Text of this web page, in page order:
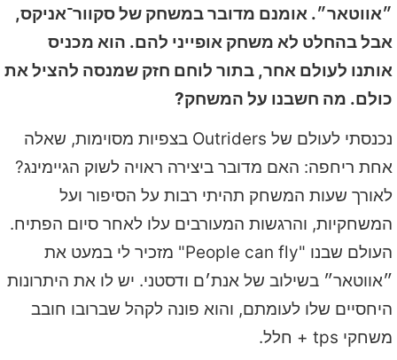
״אווטאר״. אומנם מדובר במשחק של סקוור־אניקס,
אבל בהחלט לא משחק אופייני להם. הוא מכניס
אותנו לעולם אחר, בתור לוחם חזק שמנסה להציל את
כולם. מה חשבנו על המשחק?
נכנסתי לעולם של Outriders בצפיות מסוימות, שאלה
אחת ריחפה: האם מדובר ביצירה ראויה לשוק הגיימינג?
לאורך שעות המשחק תהיתי רבות על הסיפור ועל
המשחקיות, והרגשות המעורבים עלו לאחר סיום הפתיח.
העולם שבנו "People can fly" מזכיר לי במעט את
״אווטאר״ בשילוב של אנת׳ם ודסטני. יש לו את היתרונות
היחסיים שלו לעומתם, והוא פונה לקהל שברובו חובב
משחקי tps + חלל.